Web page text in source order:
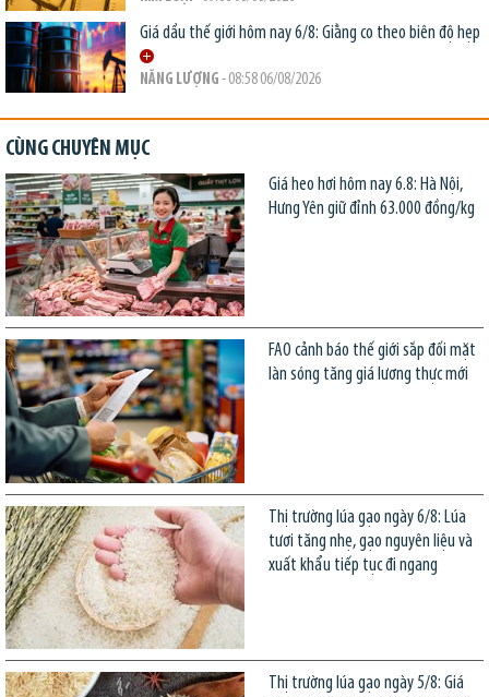
Giá dầu thế giới hôm nay 6/8: Giằng co theo biên độ hẹp
NĂNG LƯỢNG - 08:58 06/08/2026
CÙNG CHUYÊN MỤC
Giá heo hơi hôm nay 6.8: Hà Nội,
Hưng Yên giữ đỉnh 63.000 đồng/kg
FAO cảnh báo thế giới sắp đối mặt
làn sóng tăng giá lương thực mới
Thị trường lúa gạo ngày 6/8: Lúa
tươi tăng nhẹ, gạo nguyên liệu và
xuất khẩu tiếp tục đi ngang
Thị trường lúa gạo ngày 5/8: Giá